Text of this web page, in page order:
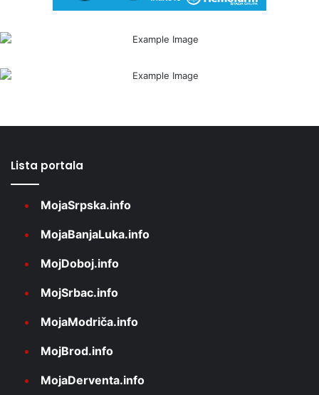
Lista portala
MojaSrpska.info
MojaBanjaLuka.info
MojDoboj.info
MojSrbac.info
MojaModriča.info
MojBrod.info
MojaDerventa.info